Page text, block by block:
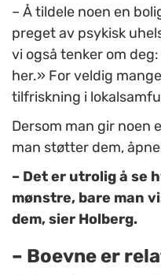
– Å tildele noen en
preget av psykisk
vi også tenker om
her.» For veldig
tilfriskning i
Dersom man gir noen
man støtter dem,
– Det er utrolig å se
mønstre, bare man
dem, sier Holberg.
– Boevne er